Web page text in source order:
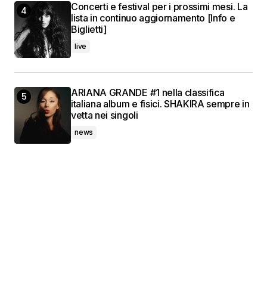
Concerti e festival per i prossimi mesi. La
lista in continuo aggiornamento [Info e
Biglietti]
live
ARIANA GRANDE #1 nella classifica
italiana album e fisici. SHAKIRA sempre in
vetta nei singoli
news